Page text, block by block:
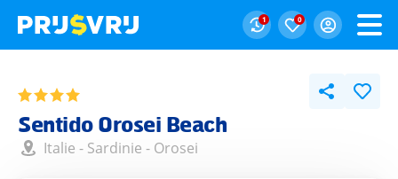
0
1
Sentido Orosei Beach
Italie - Sardinie - Orosei